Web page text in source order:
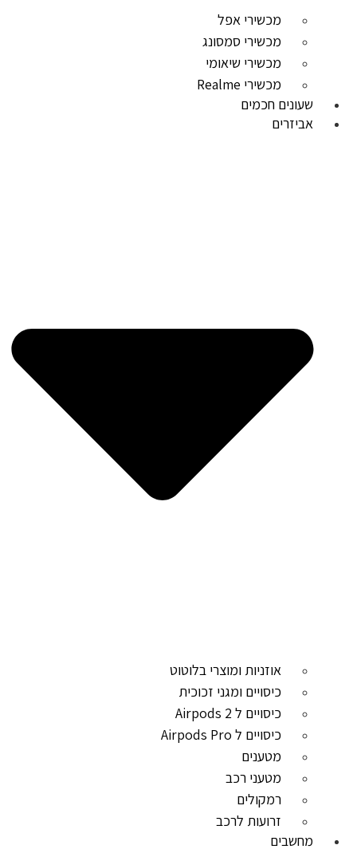
מכשירי אפל
מכשירי סמסונג
מכשירי שיאומי
מכשירי Realme
שעונים חכמים
אביזרים
אוזניות ומוצרי בלוטוט
כיסויים ומגני זכוכית
כיסויים ל Airpods 2
כיסויים ל Airpods Pro
מטענים
מטעני רכב
רמקולים
זרועות לרכב
מחשבים